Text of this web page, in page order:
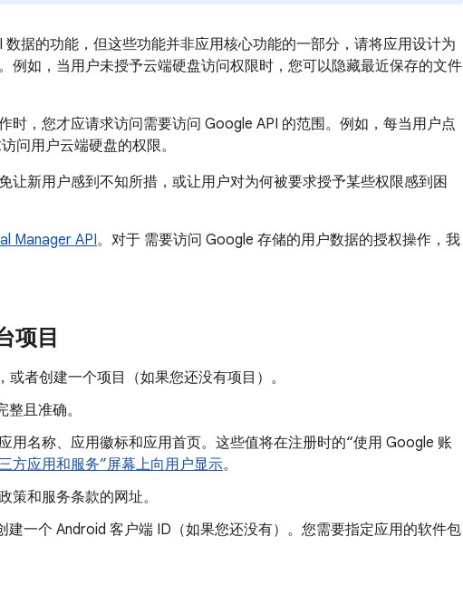
据的功能，但这些功能并非应用核心功能的一部分，请将应用设计为
例如，当用户未授予云端硬盘访问权限时，您可以隐藏最近保存的文件
时，您才应请求访问需要访问 Google API 的范围。例如，每当用户点
问用户云端硬盘的权限。
让新用户感到不知所措，或让用户对为何被要求授予某些权限感到困
Manager API。对于 需要访问 Google 存储的用户数据的授权操作，我
项目
或者创建一个项目（如果您还没有项目）。
且准确。
用名称、应用徽标和应用首页。这些值将在注册时的“使用 Google 账
方应用和服务”屏幕上向用户显示。
策和服务条款的网址。
建一个 Android 客户端 ID（如果您还没有）。您需要指定应用的软件包